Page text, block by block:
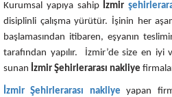
Kurumsal yapıya sahip İzmir
disiplinli çalışma yürütür. İşinin her
başlamasından itibaren, eşyanın
tarafından yapılır. İzmir’de size en iyi
sunan İzmir Şehirlerarası nakliye
İzmir Şehirlerarası nakliye yapan